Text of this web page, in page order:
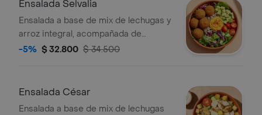
Ensalada Selvalia
Ensalada a base de mix de lechugas y
arroz integral, acompañada de
albóndigas de berenjena (5 unds),
vinagreta balsámica
-5% $ 32.800 $ 34.500
Ensalada César
Ensalada a base de mix de lechugas